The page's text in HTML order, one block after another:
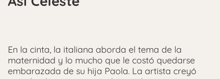
En la cinta, la italiana aborda el tema de la
maternidad y lo mucho que le costó quedarse
embarazada de su hija Paola. La artista creyó